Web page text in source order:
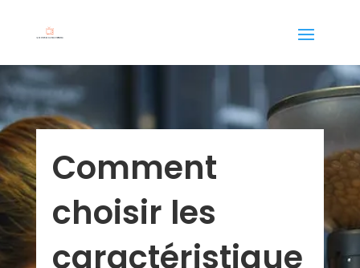
Comment
choisir les
caractéristique